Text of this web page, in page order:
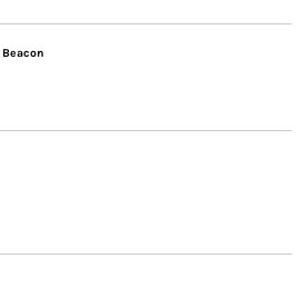
Beacon